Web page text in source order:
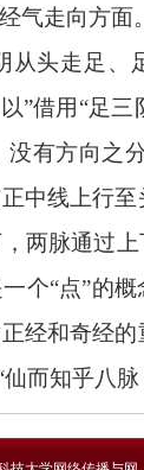
气走向方
从头走足
”借用“足
没有方向
中线上行
两脉通过
个“点”的
经和奇经
而知乎八